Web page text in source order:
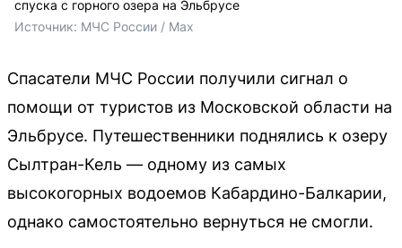
спуска с горного озера на Эльбрусе
Источник: МЧС России / Max
Спасатели МЧС России получили сигнал о
помощи от туристов из Московской области на
Эльбрусе. Путешественники поднялись к озеру
Сылтран-Кель — одному из самых
высокогорных водоемов Кабардино-Балкарии,
однако самостоятельно вернуться не смогли.